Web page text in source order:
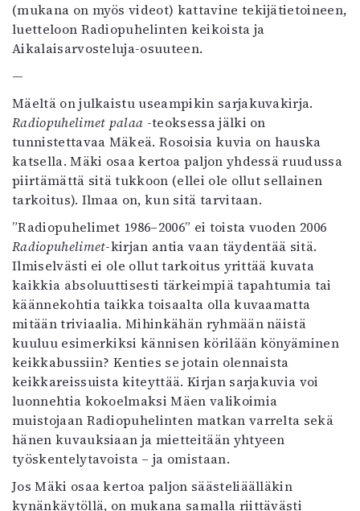
(mukana on myös videot) kattavine tekijätietoineen,
luetteloon Radiopuhelinten keikoista ja
Aikalaisarvosteluja-osuuteen.
—
Mäeltä on julkaistu useampikin sarjakuvakirja.
Radiopuhelimet palaa -teoksessa jälki on
tunnistettavaa Mäkeä. Rosoisia kuvia on hauska
katsella. Mäki osaa kertoa paljon yhdessä ruudussa
piirtämättä sitä tukkoon (ellei ole ollut sellainen
tarkoitus). Ilmaa on, kun sitä tarvitaan.
”Radiopuhelimet 1986–2006” ei toista vuoden 2006
Radiopuhelimet-kirjan antia vaan täydentää sitä.
Ilmiselvästi ei ole ollut tarkoitus yrittää kuvata
kaikkia absoluuttisesti tärkeimpiä tapahtumia tai
käännekohtia taikka toisaalta olla kuvaamatta
mitään triviaalia. Mihinkähän ryhmään näistä
kuuluu esimerkiksi kännisen körilään könyäminen
keikkabussiin? Kenties se jotain olennaista
keikkareissuista kiteyttää. Kirjan sarjakuvia voi
luonnehtia kokoelmaksi Mäen valikoimia
muistojaan Radiopuhelinten matkan varrelta sekä
hänen kuvauksiaan ja mietteitään yhtyeen
työskentelytavoista – ja omistaan.
Jos Mäki osaa kertoa paljon säästeliäälläkin
kynänkäytöllä, on mukana samalla riittävästi